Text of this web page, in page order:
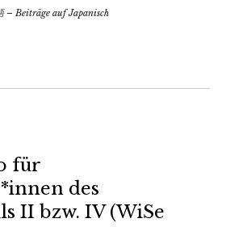
– Beiträge auf Japanisch
für
des
II bzw. IV (WiSe